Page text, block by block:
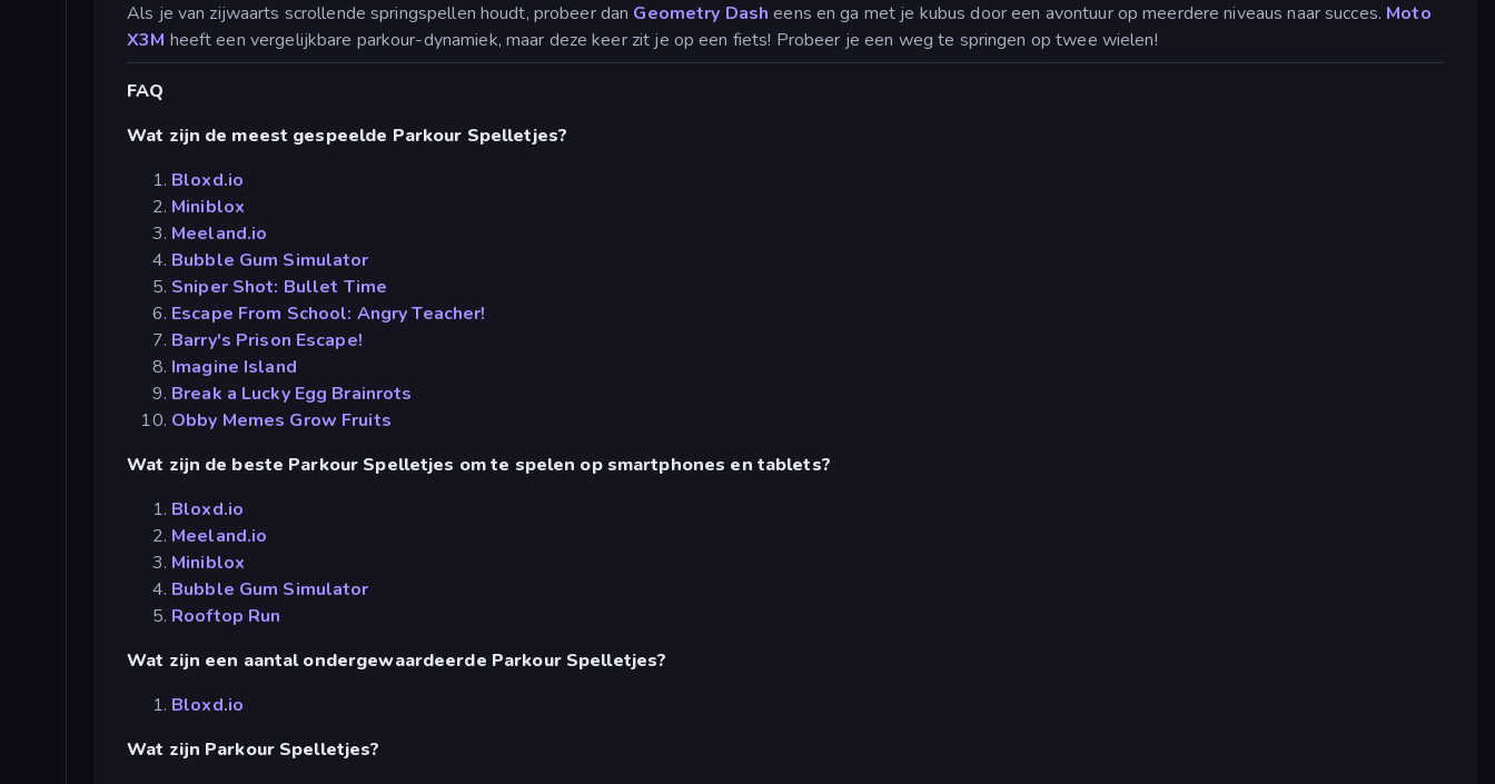
Als je van zijwaarts scrollende springspellen houdt, probeer dan Geometry Dash eens en ga met je kubus door een avontuur op meerdere niveaus naar succes. Moto
X3M heeft een vergelijkbare parkour-dynamiek, maar deze keer zit je op een fiets! Probeer je een weg te springen op twee wielen!
FAQ
Wat zijn de meest gespeelde Parkour Spelletjes?
Bloxd.io
Miniblox
Meeland.io
Bubble Gum Simulator
Sniper Shot: Bullet Time
Escape From School: Angry Teacher!
Barry's Prison Escape!
Imagine Island
Break a Lucky Egg Brainrots
Obby Memes Grow Fruits
Wat zijn de beste Parkour Spelletjes om te spelen op smartphones en tablets?
Bloxd.io
Meeland.io
Miniblox
Bubble Gum Simulator
Rooftop Run
Wat zijn een aantal ondergewaardeerde Parkour Spelletjes?
Bloxd.io
Wat zijn Parkour Spelletjes?